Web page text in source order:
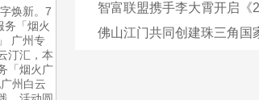
焕新。7
务「烟火
广州专
汀汇，本
「烟火广
州白云
智富联盟携手李大霄开启《
佛山江门共同创建珠三角国